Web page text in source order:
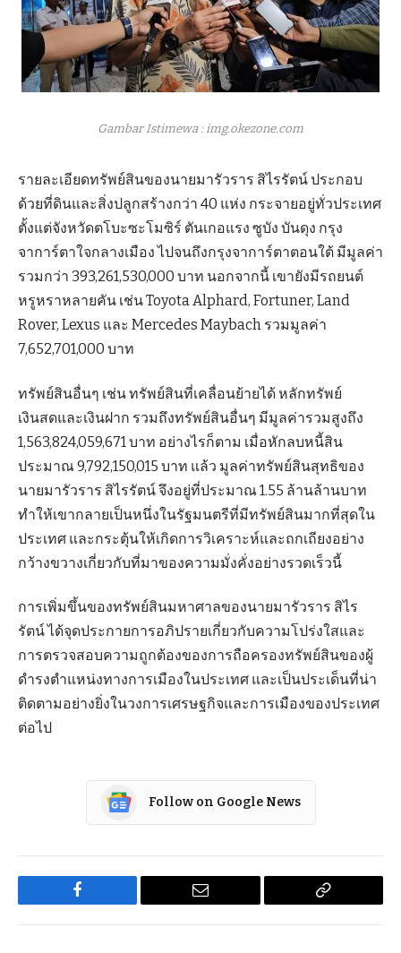
Gambar Istimewa : img.okezone.com
รายละเอียดทรัพย์สินของนายมารัวราร สิไรรัตน์ ประกอบ
ด้วยที่ดินและสิ่งปลูกสร้างกว่า 40 แห่ง กระจายอยู่ทั่วประเทศ
ตั้งแต่จังหวัดตโบะซะโมซิร์ ตันเกอแรง ซูบัง บันดุง กรุง
จาการ์ตาใจกลางเมือง ไปจนถึงกรุงจาการ์ตาตอนใต้ มีมูลค่า
รวมกว่า 393,261,530,000 บาท นอกจากนี้ เขายังมีรถยนต์
หรูหราหลายคัน เช่น Toyota Alphard, Fortuner, Land
Rover, Lexus และ Mercedes Maybach รวมมูลค่า
7,652,701,000 บาท
ทรัพย์สินอื่นๆ เช่น ทรัพย์สินที่เคลื่อนย้ายได้ หลักทรัพย์
เงินสดและเงินฝาก รวมถึงทรัพย์สินอื่นๆ มีมูลค่ารวมสูงถึง
1,563,824,059,671 บาท อย่างไรก็ตาม เมื่อหักลบหนี้สิน
ประมาณ 9,792,150,015 บาท แล้ว มูลค่าทรัพย์สินสุทธิของ
นายมารัวราร สิไรรัตน์ จึงอยู่ที่ประมาณ 1.55 ล้านล้านบาท
ทำให้เขากลายเป็นหนึ่งในรัฐมนตรีที่มีทรัพย์สินมากที่สุดใน
ประเทศ และกระตุ้นให้เกิดการวิเคราะห์และถกเถียงอย่าง
กว้างขวางเกี่ยวกับที่มาของความมั่งคั่งอย่างรวดเร็วนี้
การเพิ่มขึ้นของทรัพย์สินมหาศาลของนายมารัวราร สิไร
รัตน์ ได้จุดประกายการอภิปรายเกี่ยวกับความโปร่งใสและ
การตรวจสอบความถูกต้องของการถือครองทรัพย์สินของผู้
ดำรงตำแหน่งทางการเมืองในประเทศ และเป็นประเด็นที่น่า
ติดตามอย่างยิ่งในวงการเศรษฐกิจและการเมืองของประเทศ
ต่อไป
Follow on Google News
Facebook Email
Copy